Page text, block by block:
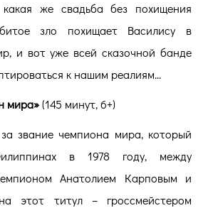
же свадьба без похищения
зло похищает Василису в
и вот уже всей сказочной банде
к нашим реалиям...
мира»(145 минут, 6+)
звание чемпиона мира, который
в 1978 году, между
Анатолием Карповым и
этот титул – гроссмейстером